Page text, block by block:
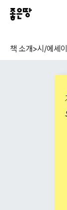
책 소개>시/에세이